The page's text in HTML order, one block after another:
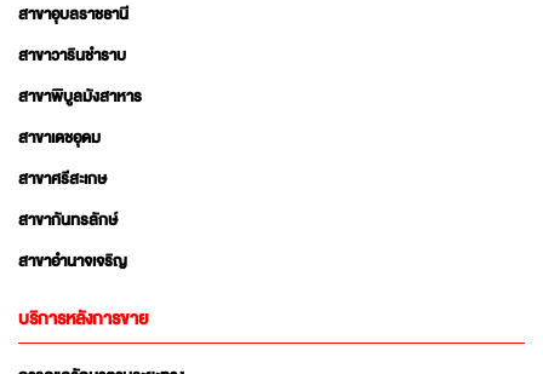
สาขาอุบลราชธานี
สาขาวารินชำราบ
สาขาพิบูลมังสาหาร
สาขาเดชอุดม
สาขาศรีสะเกษ
สาขากันทรลักษ์
สาขาอำนาจเจริญ
บริการหลังการขาย